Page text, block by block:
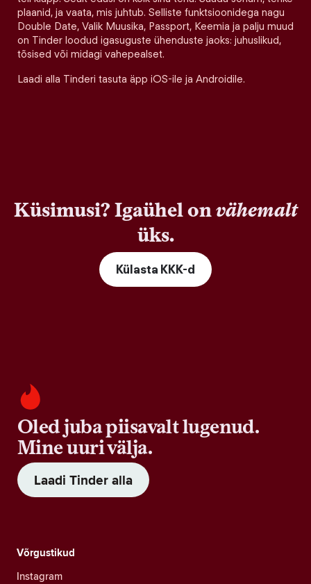
plaanid, ja vaata, mis juhtub. Selliste funktsioonidega nagu
Double Date, Valik Muusika, Passport, Keemia ja palju muud
on Tinder loodud igasuguste ühenduste jaoks: juhuslikud,
tõsised või midagi vahepealset.
Laadi alla Tinderi tasuta äpp iOS-ile ja Androidile.
Küsimusi? Igaühel onvähemalt
üks.
Külasta KKK-d
Oled juba piisavalt lugenud.
Mine uuri välja.
Laadi Tinder alla
Võrgustikud
Instagram